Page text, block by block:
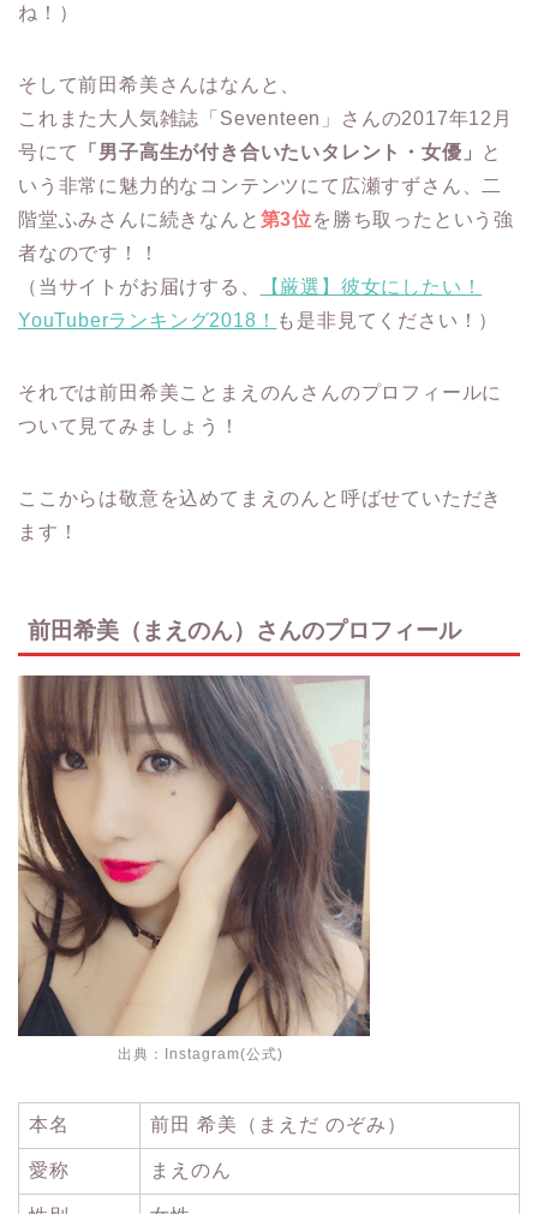
ね！）
そして前田希美さんはなんと、
これまた大人気雑誌「Seventeen」さんの2017年12月
号にて
「男子高生が付き合いたいタレント・女優」
と
いう非常に魅力的なコンテンツにて広瀬すずさん、二
階堂ふみさんに続きなんと 第3位を勝ち取ったという強
者なのです！！
（当サイトがお届けする、
【厳選】彼女にしたい！
YouTuberランキング2018！ も是非見てください！）
それでは前田希美ことまえのんさんのプロフィールに
ついて見てみましょう！
ここからは敬意を込めてまえのんと呼ばせていただき
ます！
前田希美（まえのん）さんのプロフィール
出典： Instagram(公式)
本名 前田 希美（まえだ のぞみ）
愛称 まえのん